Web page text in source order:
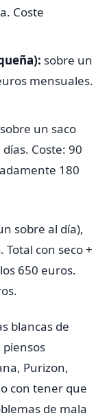
Coste
sobre un
mensuales.
sobre un saco
Coste: 90
180
sobre al día),
con seco +
650 euros.
blancas de
Purizon,
con tener que
de mala